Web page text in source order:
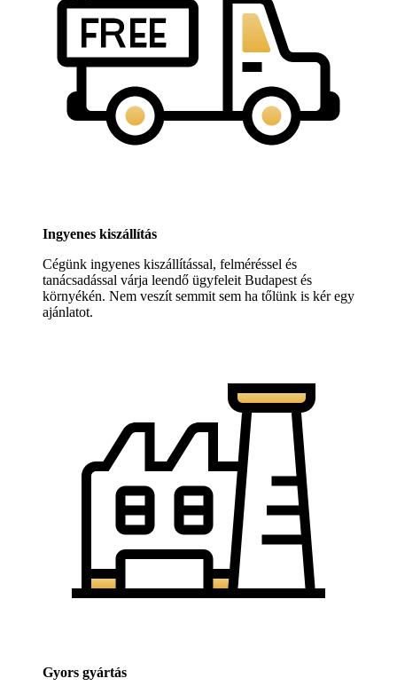
Ingyenes kiszállítás
Cégünk ingyenes kiszállítással, felméréssel és
tanácsadással várja leendő ügyfeleit Budapest és
környékén. Nem veszít semmit sem ha tőlünk is kér egy
ajánlatot.
Gyors gyártás